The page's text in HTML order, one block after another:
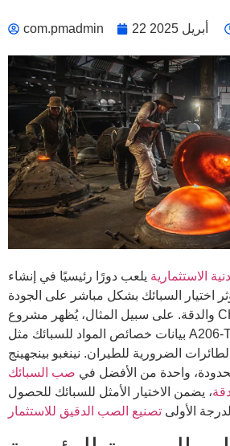
com.pmadmin
الاستثمارية يلعب دورًا رئيسيًا في إنشاء
اختيار السبائك بشكل مباشر على الجودة
والدقة. على سبيل المثال، يُظهر مشروع CHAMPS كيف تعمل
بيانات خصائص المواد للسبائك مثل A206-T4 على تحسين
الضرورية للطيران. نينغبو بينجهينج
واحدة من الأفضل في صب السبائك
، يضمن الاختيار الأمثل للسبائك للحصول
الأولى